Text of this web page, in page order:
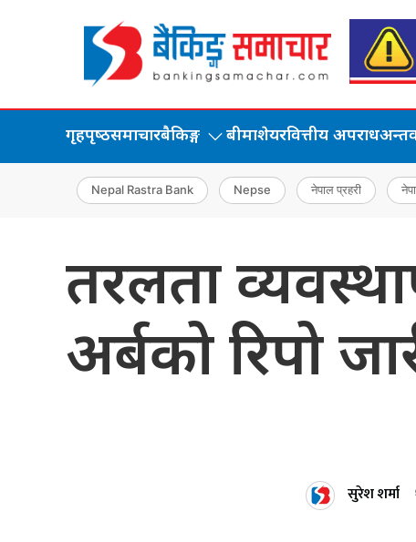
गृहपृष्‍ठसमाचारबैकिङ्ग बीमाशेयरवित्तीय अपराध
Nepal Rastra Bank Nepse नेपाल प्रहरी
तरलता
अर्बको रिपो
सुरेश शर्मा